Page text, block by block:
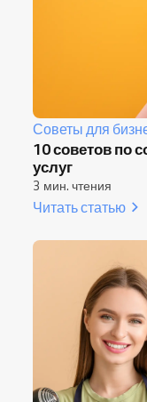
Советы для
10 советов по
услуг
3 мин. чтения
Читать статью